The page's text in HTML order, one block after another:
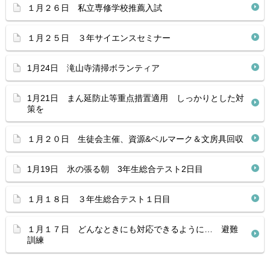
１月２６日 私立専修学校推薦入試
１月２５日 ３年サイエンスセミナー
1月24日 滝山寺清掃ボランティア
1月21日 まん延防止等重点措置適用 しっかりとした対
策を
１月２０日 生徒会主催、資源&ベルマーク＆文房具回収
1月19日 氷の張る朝 3年生総合テスト2日目
１月１８日 ３年生総合テスト１日目
１月１７日 どんなときにも対応できるように… 避難
訓練